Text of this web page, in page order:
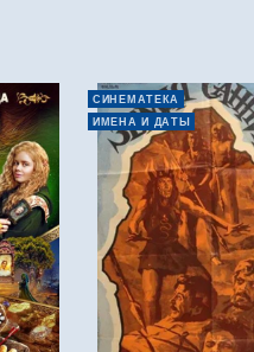
СИНЕМАТЕКА
ИМЕНА И ДАТЫ